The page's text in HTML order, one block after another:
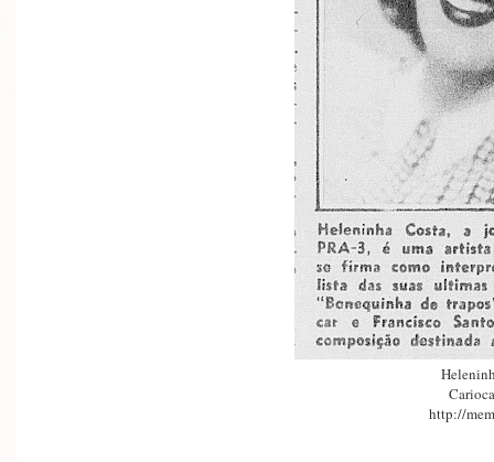
http://